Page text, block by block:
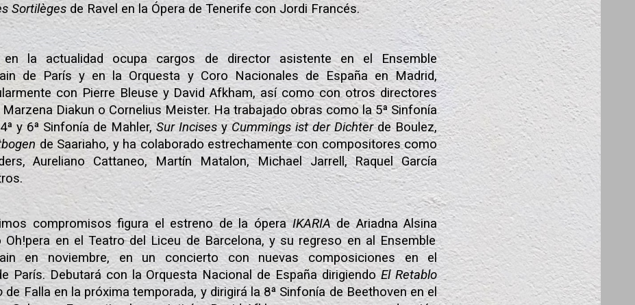
Sortilègesde Ravel en la Ópera deTenerife con Jordi Francés.
en la actualidad ocupa cargos de director asistente en el Ensemble
de París y en la Orquesta y Coro Nacionales de España en Madrid,
con Pierre Bleuse y David Afkham, así como con otros directores
Diakun o Cornelius Meister. Ha trabajado obras como la 5ª Sinfonía
y 6ª Sinfonía de Mahler,Sur IncisesyCummings ist der Dichterde Boulez,
de Saariaho, y ha colaborado estrechamente con compositores como
Aureliano Cattaneo, Martín Matalon, Michael Jarrell, Raquel García
compromisos figura el estreno dela óperaIKARIAde Ariadna Alsina
Oh!pera en el Teatro del Liceu de Barcelona, y su regreso en al Ensemble
en noviembre, en un concierto con nuevas composiciones en el
París. Debutará con la Orquesta Nacional de España dirigiendoEl Retablo
de Falla en la próxima temporada, y dirigirá la 8ª Sinfonía de Beethoven en el